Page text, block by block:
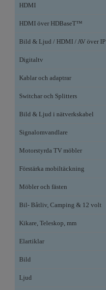
HDMI
HDMI över HDBaseT™
Bild & Ljud / HDMI / AV över IP
Digitaltv
Kablar och adaptrar
Switchar och Splitters
Bild & Ljud i nätverkskabel
Signalomvandlare
Motorstyrda TV möbler
Förstärka mobiltäckning
Möbler och fästen
Bil- Båtliv, Camping & 12 volt
Kikare, Teleskop, mm
Elartiklar
Bild
Ljud